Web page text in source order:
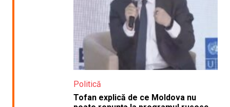
Politică
Tofan explică de ce Moldova nu